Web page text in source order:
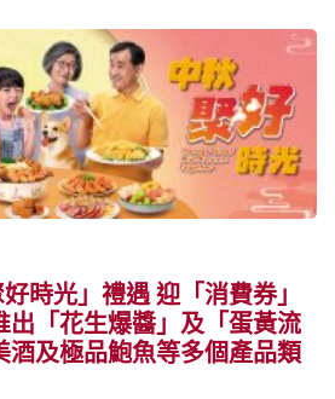
時光」禮遇 迎「消費券」
出「花生爆醬」及「蛋黃流
酒及極品鮑魚等多個產品類